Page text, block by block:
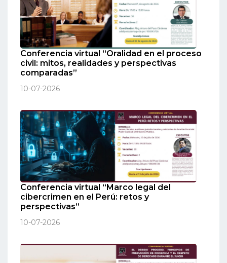
Conferencia virtual “Oralidad en el proceso
civil: mitos, realidades y perspectivas
comparadas”
10-07-2026
Conferencia virtual “Marco legal del
cibercrimen en el Perú: retos y
perspectivas”
10-07-2026